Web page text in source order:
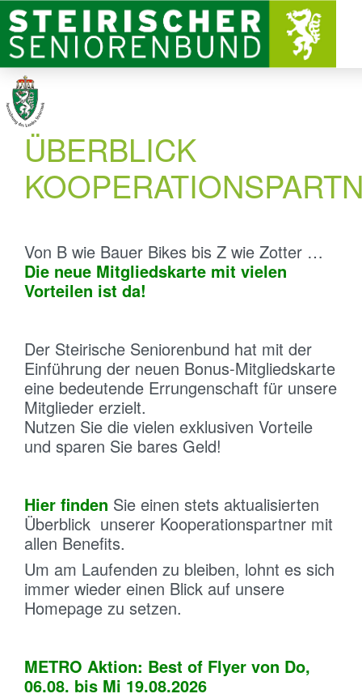
ÜBERBLICK
Von B wie Bauer Bikes bis Z wie Zotter …
Die neue Mitgliedskarte mit vielen
Vorteilen ist da!
Der Steirische Seniorenbund hat mit der
Einführung der neuen Bonus-Mitgliedskarte
eine bedeutende Errungenschaft für unsere
Mitglieder erzielt.
Nutzen Sie die vielen exklusiven Vorteile
und sparen Sie bares Geld!
Hier finden Sie einen stets aktualisierten
Überblick unserer Kooperationspartner mit
allen Benefits.
Um am Laufenden zu bleiben, lohnt es sich
immer wieder einen Blick auf unsere
Homepage zu setzen.
METRO Aktion: Best of Flyer von Do,
06.08. bis Mi 19.08.2026